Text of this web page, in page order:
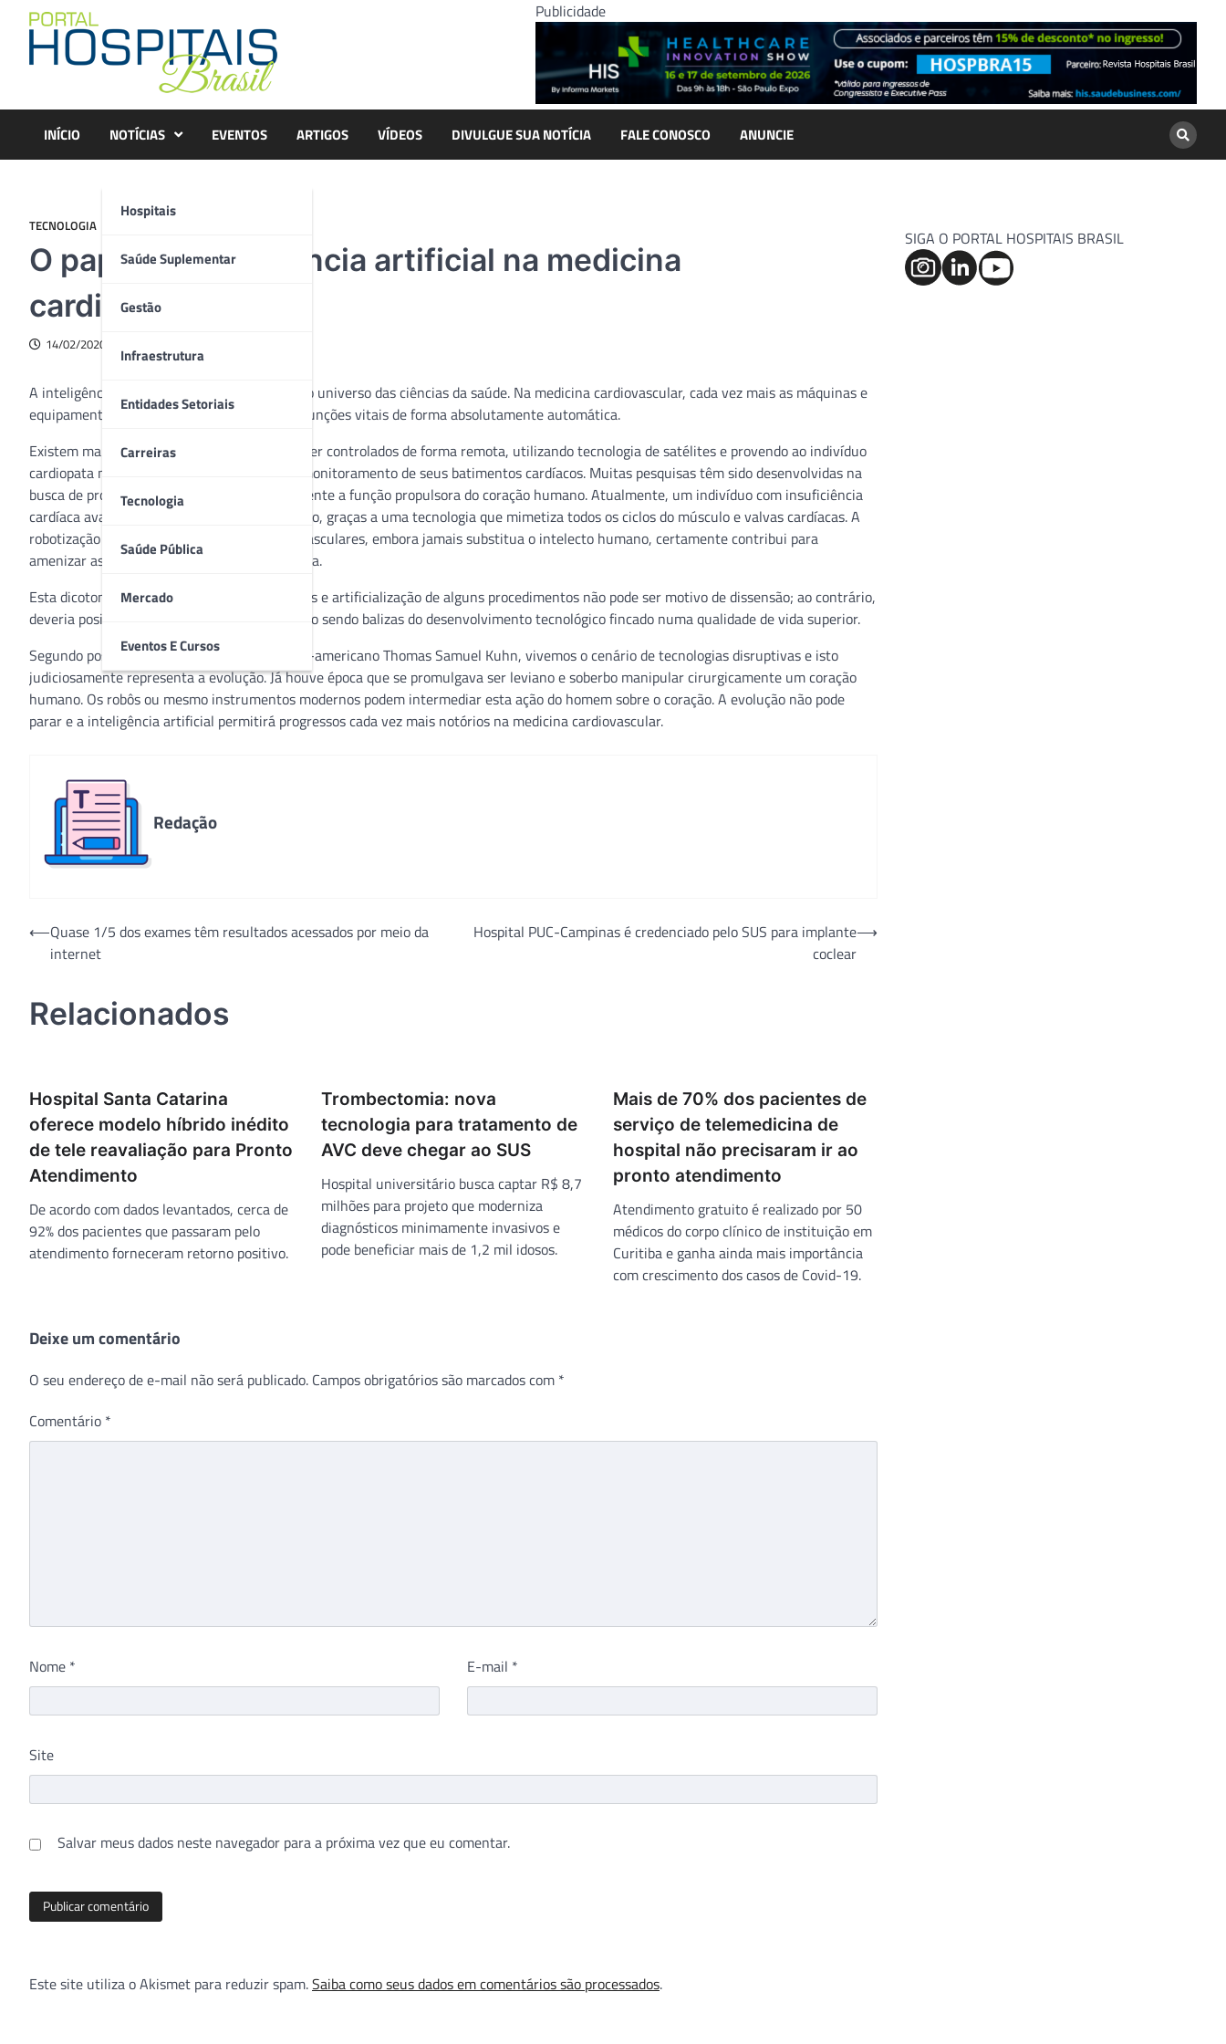
content
Publicidade
INÍCIO NOTÍCIAS
Hospitais
Saúde Suplementar
Gestão
Infraestrutura
Entidades Setoriais
Carreiras
Tecnologia
Saúde Pública
Mercado
Eventos E Cursos
EVENTOS ARTIGOS VÍDEOS DIVULGUE SUA NOTÍCIA FALE CONOSCO ANUNCIE
TECNOLOGIA
O papel da inteligência artificial na medicina
cardiovascular
14/02/2020
A inteligência artificial tem se disseminado no universo das ciências da saúde. Na medicina cardiovascular, cada vez mais as máquinas e
equipamentos são adaptados para controlar funções vitais de forma absolutamente automática.
Existem marca-passos cardíacos que podem ser controlados de forma remota, utilizando tecnologia de satélites e provendo ao indivíduo
cardiopata mais segurança no que tange ao monitoramento de seus batimentos cardíacos. Muitas pesquisas têm sido desenvolvidas na
busca de protótipos que executem artificialmente a função propulsora do coração humano. Atualmente, um indivíduo com insuficiência
cardíaca avançada pode sobreviver mais tempo, graças a uma tecnologia que mimetiza todos os ciclos do músculo e valvas cardíacas. A
robotização de alguns procedimentos cardiovasculares, embora jamais substitua o intelecto humano, certamente contribui para
amenizar as imperfeições de uma mão cansada.
Esta dicotomia entre a humanização das ações e artificialização de alguns procedimentos não pode ser motivo de dissensão; ao contrário,
deveria posicionar estes dois hemisférios como sendo balizas do desenvolvimento tecnológico fincado numa qualidade de vida superior.
Segundo postulado pelo físico e filósofo norte-americano Thomas Samuel Kuhn, vivemos o cenário de tecnologias disruptivas e isto
judiciosamente representa a evolução. Já houve época que se promulgava ser leviano e soberbo manipular cirurgicamente um coração
humano. Os robôs ou mesmo instrumentos modernos podem intermediar esta ação do homem sobre o coração. A evolução não pode
parar e a inteligência artificial permitirá progressos cada vez mais notórios na medicina cardiovascular.
Redação
Navegação
⟵Quase 1/5 dos exames têm resultados acessados por meio da
internet
Hospital PUC-Campinas é credenciado pelo SUS para implante
coclear
⟶
Relacionados
Hospital Santa Catarina
oferece modelo híbrido inédito
de tele reavaliação para Pronto
Atendimento
De acordo com dados levantados, cerca de
92% dos pacientes que passaram pelo
atendimento forneceram retorno positivo.
Trombectomia: nova
tecnologia para tratamento de
AVC deve chegar ao SUS
Hospital universitário busca captar R$ 8,7
milhões para projeto que moderniza
diagnósticos minimamente invasivos e
pode beneficiar mais de 1,2 mil idosos.
Mais de 70% dos pacientes de
serviço de telemedicina de
hospital não precisaram ir ao
pronto atendimento
Atendimento gratuito é realizado por 50
médicos do corpo clínico de instituição em
Curitiba e ganha ainda mais importância
com crescimento dos casos de Covid-19.
Deixe um comentário
O seu endereço de e-mail não será publicado. Campos obrigatórios são marcados com *
Comentário *
Nome * E-mail *
Site
Salvar meus dados neste navegador para a próxima vez que eu comentar.
Este site utiliza o Akismet para reduzir spam.Saiba como seus dados em comentários são processados.
SIGA O PORTAL HOSPITAIS BRASIL